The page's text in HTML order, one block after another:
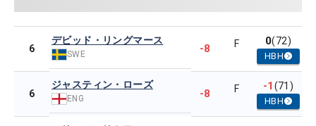
6
デビッド・リングマース
SWE -8 F 0(72)
HBH
6
ジャスティン・ローズ
ENG -8 F -1(71)
HBH